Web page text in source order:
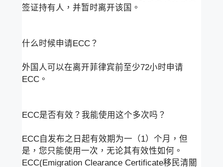
签证持有人，并暂时离开该国。
什么时候申请ECC？
外国人可以在离开菲律宾前至少72小时申请
ECC。
ECC是否有效？我能使用这个多次吗？
ECC自发布之日起有效期为一（1）个月，但
是，您只能使用一次，无论其有效性如何。
ECC(Emigration Clearance Certificate移民清關